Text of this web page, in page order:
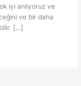
iyi anlıyoruz ve
ve bir daha
[…]